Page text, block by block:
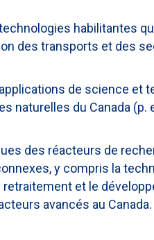
habilitantes
des transports et des
de science et
naturelles du Canada (p.
des réacteurs de
y compris la
et le
avancés au Canada.